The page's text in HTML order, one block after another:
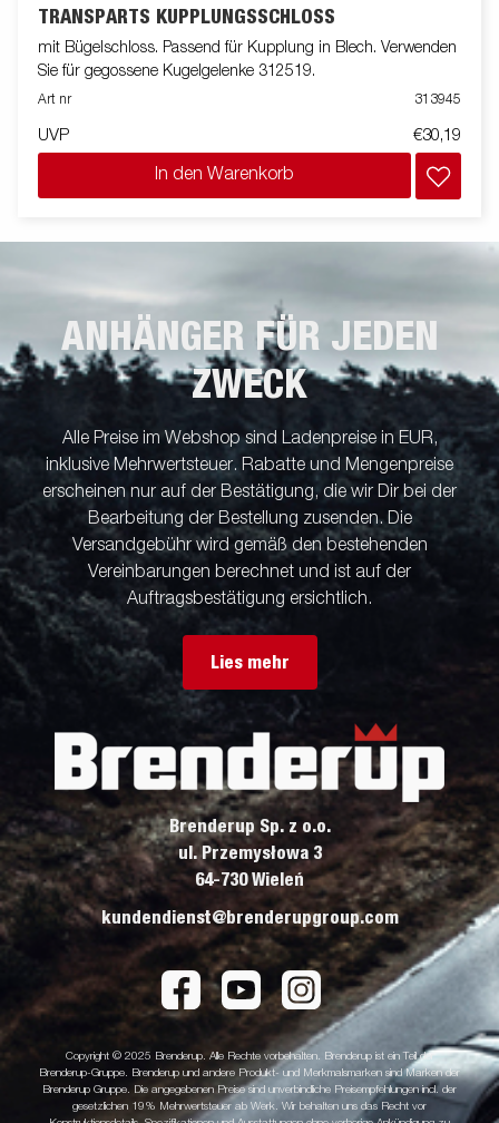
TRANSPARTS KUPPLUNGSSCHLOSS
mit Bügelschloss. Passend für Kupplung in Blech. Verwenden
Sie für gegossene Kugelgelenke 312519.
Art nr 313945
UVP €30,19
In den Warenkorb
ANHÄNGER FÜR JEDEN
ZWECK
Alle Preise im Webshop sind Ladenpreise in EUR,
inklusive Mehrwertsteuer. Rabatte und Mengenpreise
erscheinen nur auf der Bestätigung, die wir Dir bei der
Bearbeitung der Bestellung zusenden. Die
Versandgebühr wird gemäß den bestehenden
Vereinbarungen berechnet und ist auf der
Auftragsbestätigung ersichtlich.
Lies mehr
Brenderup Sp. z o.o.
ul. Przemysłowa 3
64-730 Wieleń
kundendienst@brenderupgroup.com
Copyright © 2025 Brenderup. Alle Rechte vorbehalten. Brenderup ist ein Teil der
Brenderup-Gruppe. Brenderup und andere Produkt- und Merkmalsmarken sind Marken der
Brenderup Gruppe. Die angegebenen Preise sind unverbindliche Preisempfehlungen incl. der
gesetzlichen 19% Mehrwertsteuer ab Werk. Wir behalten uns das Recht vor